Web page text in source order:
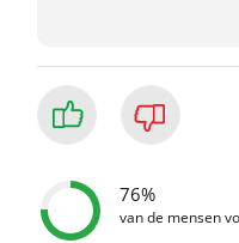
76%
van de mensen